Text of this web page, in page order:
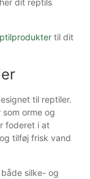
til dit
til reptiler.
orme og
foderet i at
tilføj frisk vand
silke- og